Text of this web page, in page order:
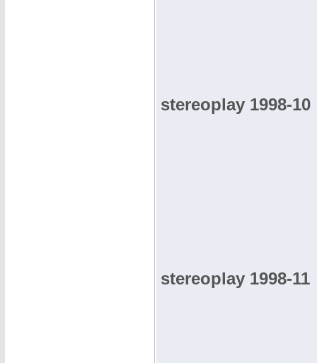
stereoplay 1998-10
stereoplay 1998-11